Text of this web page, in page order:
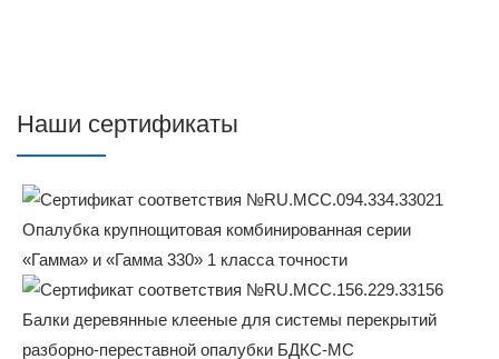
Наши сертификаты